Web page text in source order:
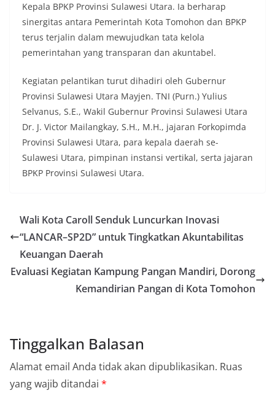
Kepala BPKP Provinsi Sulawesi Utara. Ia berharap
sinergitas antara Pemerintah Kota Tomohon dan BPKP
terus terjalin dalam mewujudkan tata kelola
pemerintahan yang transparan dan akuntabel.
Kegiatan pelantikan turut dihadiri oleh Gubernur
Provinsi Sulawesi Utara Mayjen. TNI (Purn.) Yulius
Selvanus, S.E., Wakil Gubernur Provinsi Sulawesi Utara
Dr. J. Victor Mailangkay, S.H., M.H., jajaran Forkopimda
Provinsi Sulawesi Utara, para kepala daerah se-
Sulawesi Utara, pimpinan instansi vertikal, serta jajaran
BPKP Provinsi Sulawesi Utara.
Wali Kota Caroll Senduk Luncurkan Inovasi
“LANCAR–SP2D” untuk Tingkatkan Akuntabilitas
Keuangan Daerah
Evaluasi Kegiatan Kampung Pangan Mandiri, Dorong
Kemandirian Pangan di Kota Tomohon
Tinggalkan Balasan
Alamat email Anda tidak akan dipublikasikan. Ruas
yang wajib ditandai *